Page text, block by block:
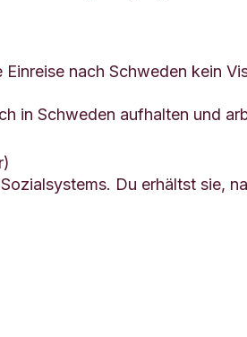
nach Schweden kein
in Schweden aufhalten und
Du erhältst sie,